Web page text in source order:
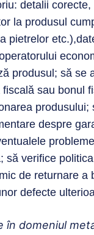
detalii corecte,
la produsul
pietrelor
produsul; să se
sau bonul
produsului;
despre
să verifice
de returnare a
defecte
în domeniul